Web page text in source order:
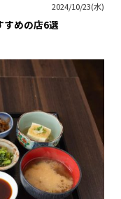
2024/10/23(水)
すめの店6選